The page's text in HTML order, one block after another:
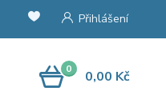
Přihlášení
0 0,00 Kč